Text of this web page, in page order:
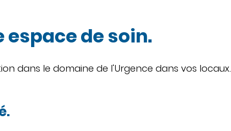
de soin.
dans le domaine de l'Urgence dans vos locaux.